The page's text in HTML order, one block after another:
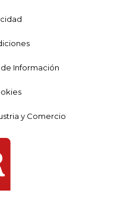
Información
y Comercio